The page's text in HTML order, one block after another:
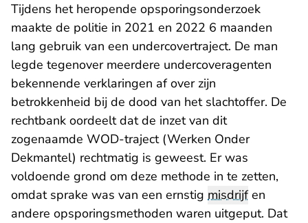
Tijdens het heropende opsporingsonderzoek
maakte de politie in 2021 en 2022 6 maanden
lang gebruik van een undercovertraject. De man
legde tegenover meerdere undercoveragenten
bekennende verklaringen af over zijn
betrokkenheid bij de dood van het slachtoffer. De
rechtbank oordeelt dat de inzet van dit
zogenaamde WOD-traject (Werken Onder
Dekmantel) rechtmatig is geweest. Er was
voldoende grond om deze methode in te zetten,
omdat sprake was van een ernstig misdrijfen
andere opsporingsmethoden waren uitgeput. Dat